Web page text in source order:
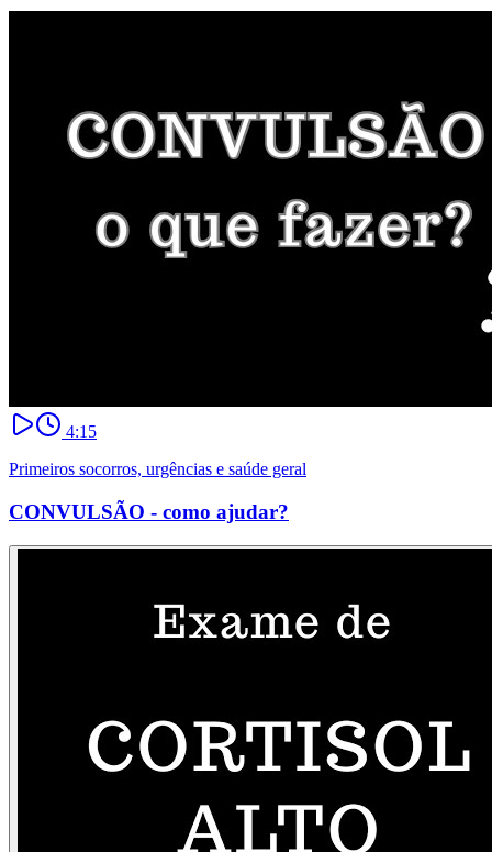
4:15
Primeiros socorros, urgências e saúde geral
CONVULSÃO - como ajudar?